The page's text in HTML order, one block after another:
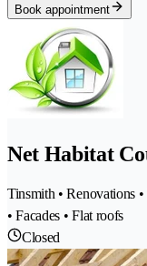
Book appointment
Net Habitat
Tinsmith • Renovations
• Facades • Flat roofs
Closed